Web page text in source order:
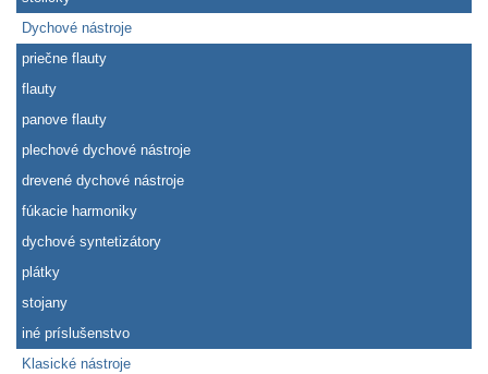
Dychové nástroje
priečne flauty
flauty
panove flauty
plechové dychové nástroje
drevené dychové nástroje
fúkacie harmoniky
dychové syntetizátory
plátky
stojany
iné príslušenstvo
Klasické nástroje